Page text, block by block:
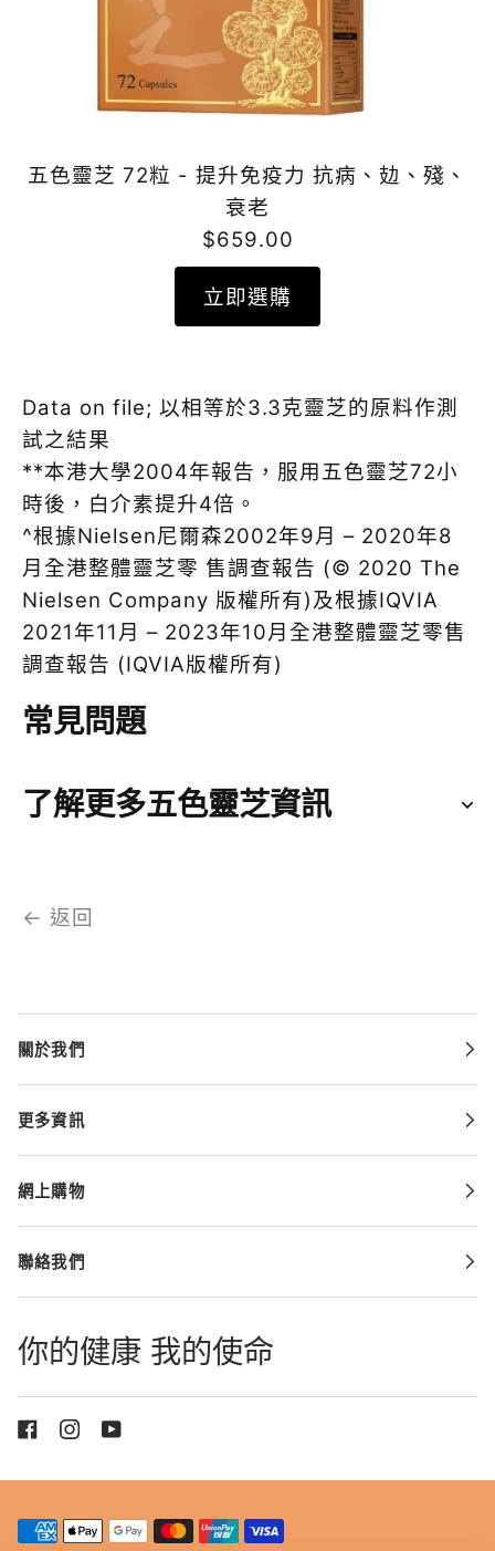
五色靈芝 72粒 - 提升免疫力 抗病、攰、殘、
衰老
$659.00
立即選購
Data on file; 以相等於3.3克靈芝的原料作測
試之結果
**本港大學2004年報告，服用五色靈芝72小
時後，白介素提升4倍。
^根據Nielsen尼爾森2002年9月 – 2020年8
月全港整體靈芝零 售調查報告 (© 2020 The
Nielsen Company 版權所有)及根據IQVIA
2021年11月 – 2023年10月全港整體靈芝零售
調查報告 (IQVIA版權所有)
常見問題
了解更多五色靈芝資訊
← 返回
關於我們
更多資訊
網上購物
聯絡我們
你的健康 我的使命